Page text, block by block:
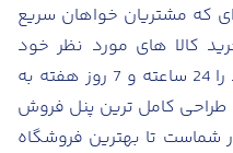
ای که مشتریان خواهان سریع
کالا های مورد نظر خود
هستند، محصولات و خدمات خود را 24 ساعته و 7 روز هفته به
طراحی کامل ترین پنل فروش
شماست تا بهترین فروشگاه